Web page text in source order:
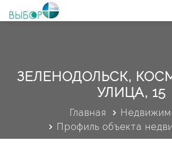
ЗЕЛЕНОДОЛЬСК,
УЛИЦА, 15
Главная
Профиль объекта